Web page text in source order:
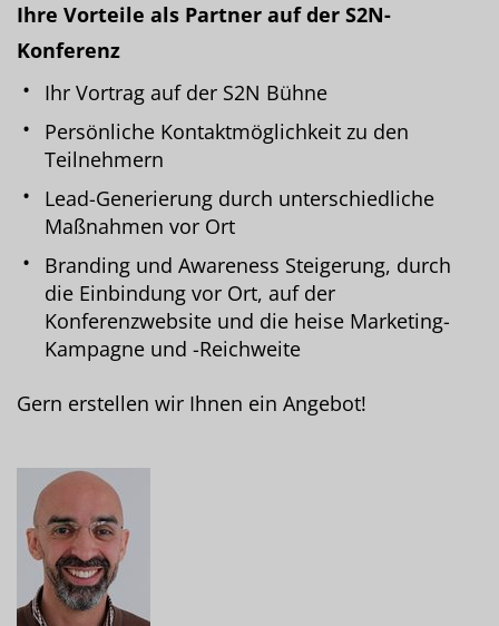
Ihre Vorteile als Partner auf der S2N-
Konferenz
Ihr Vortrag auf der S2N Bühne
Persönliche Kontaktmöglichkeit zu den
Teilnehmern
Lead-Generierung durch unterschiedliche
Maßnahmen vor Ort
Branding und Awareness Steigerung, durch
die Einbindung vor Ort, auf der
Konferenzwebsite und die heise Marketing-
Kampagne und -Reichweite
Gern erstellen wir Ihnen ein Angebot!